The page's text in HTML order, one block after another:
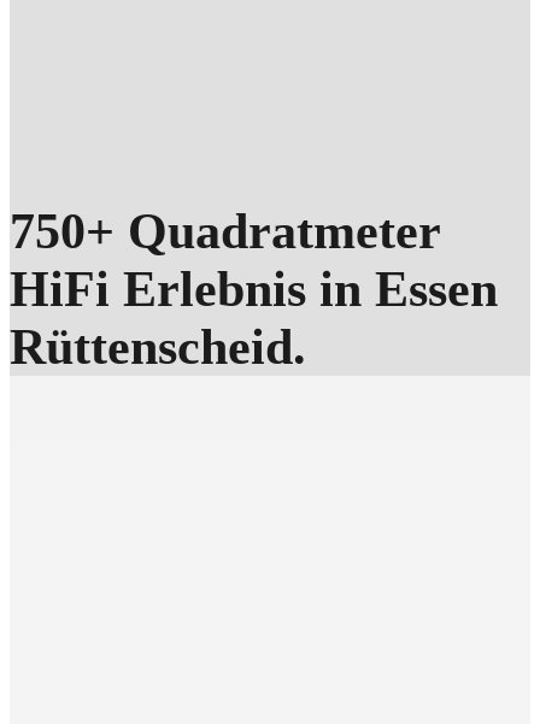
750+ Quadratmeter
HiFi Erlebnis in Essen
Rüttenscheid.